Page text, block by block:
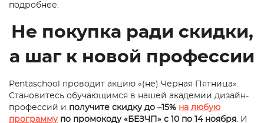
подробнее.
Не покупка ради скидки,
а шаг к новой профессии
Pentaschool проводит акцию «(не) Черная Пятница».
Становитесь обучающимся в нашей академии дизайн-
профессий и получите скидку до –15% на любую
программупо промокоду «БЕЗЧП» с 10 по 14 ноября. И